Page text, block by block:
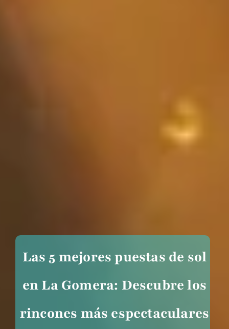
Las 5 mejores puestas de sol
en La Gomera: Descubre los
rincones más espectaculares